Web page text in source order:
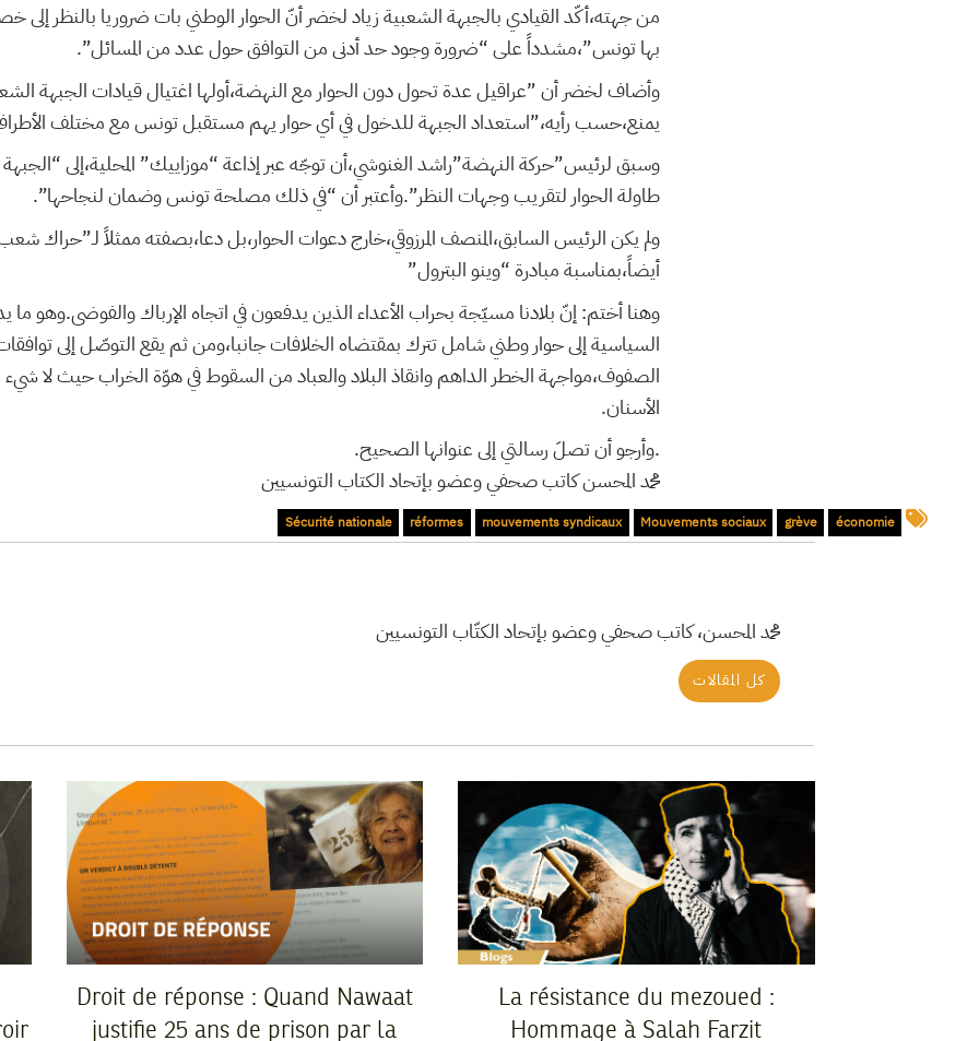
من جهته،أكّد القيادي بالجبهة الشعبية زياد لخضر أنّ الحوار الوطني بات ضروريا بالنظر إلى
بها تونس”،مشدداً على “ضرورة وجود حد أدنى من التوافق حول عدد من المسائل”.
وأضاف لخضر أن ”عراقيل عدة تحول دون الحوار مع النهضة،أولها اغتيال قيادات الجبهة
يمنع،حسب رأيه،”استعداد الجبهة للدخول في أي حوار يهم مستقبل تونس مع مختلف
وسبق لرئيس”حركة النهضة”راشد الغنوشي،أن توجّه عبر إذاعة “موزاييك” المحلية،إلى “الجبهة
طاولة الحوار لتقريب وجهات النظر”.وأعتبر أن “في ذلك مصلحة تونس وضمان لنجاحها”.
ولم يكن الرئيس السابق،المنصف المرزوقي،خارج دعوات الحوار،بل دعا،بصفته ممثلاً لـ”حراك شعب
أيضاً،بمناسبة مبادرة “وينو البترول”
وهنا أختم: إنّ بلادنا مسيّجة بحراب الأعداء الذين يدفعون في اتجاه الإرباك والفوضى.وهو ما
السياسية إلى حوار وطني شامل تترك بمقتضاه الخلافات جانبا،ومن ثم يقع التوصّل إلى
الصفوف،مواجهة الخطر الداهم وانقاذ البلاد والعباد من السقوط في هوّة الخراب حيث لا شيء
الأسنان.
.وأرجو أن تصلَ رسالتي إلى عنوانها الصحيح.
محمد المحسن كاتب صحفي وعضو بإتحاد الكتاب التونسيين
économie
grève
Mouvements sociaux
mouvements syndicaux
réformes
Sécurité nationale
محمد المحسن، كاتب صحفي وعضو بإتحاد الكتّاب التونسيين
كل المقالات
Droit de réponse : Quand Nawaat
justifie 25 ans de prison par la
La résistance du mezoued :
Hommage à Salah Farzit